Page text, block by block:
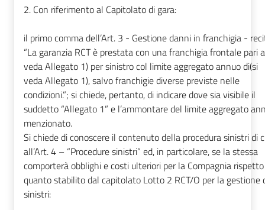
2. Con riferimento al Capitolato di gara:
il primo comma dell’Art. 3 - Gestione danni in franchigia -
“La garanzia RCT è prestata con una franchigia frontale pari
veda Allegato 1) per sinistro col limite aggregato annuo di(si
veda Allegato 1), salvo franchigie diverse previste nelle
condizioni.”; si chiede, pertanto, di indicare dove sia visibile il
suddetto “Allegato 1” e l’ammontare del limite aggregato
menzionato.
Si chiede di conoscere il contenuto della procedura sinistri di
all’Art. 4 – “Procedure sinistri” ed, in particolare, se la stessa
comporterà obblighi e costi ulteriori per la Compagnia
quanto stabilito dal capitolato Lotto 2 RCT/O per la gestione
sinistri: